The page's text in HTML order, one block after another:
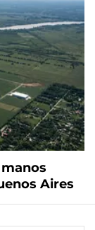
Aires